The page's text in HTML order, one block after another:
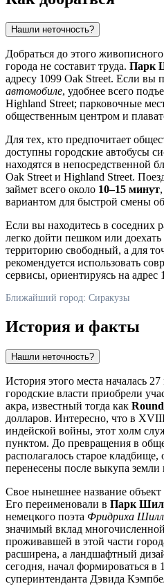
Нашли неточность?
Добраться до этого
города не составит труда. Парк
адресу 1099 Oak Street. Если вы
автомобиле, удобнее всего
Highland Street; парковочные
общественным центром и
Для тех, кто предпочитает
доступны городские автобусы
находятся в непосредственной
Oak Street и Highland Street.
займет всего около 10–15 минут
вариантом для быстрой смены
Если вы находитесь в соседних
легко дойти пешком или
территорию свободный, а для
рекомендуется использовать
сервисы, ориентируясь на адрес
Ближайший город: Сиракузы
История и факты
Нашли неточность?
История этого места началась
городские власти приобрели
акра, известный тогда как
долларов. Интересно, что в
индейской войны, этот холм
пунктом. До превращения в
располагалось старое
перенесены после выкупа земли
Свое нынешнее название
Его переименовали в Парк
немецкого поэта Фридриха
значимый вклад
проживавшей в этой части
расширена, а ландшафтный
сегодня, начал формироваться в
суперинтенданта Дэвида